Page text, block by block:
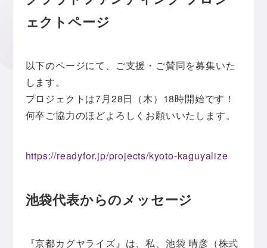
ェクトページ
以下のページにて、ご支援・ご賛同を募集いた
します。
プロジェクトは7月28日（木）18時開始です！
何卒ご協力のほどよろしくお願いいたします。
https://readyfor.jp/projects/kyoto-kaguyalize
池袋代表からのメッセージ
『京都カグヤライズ』は、私、池袋 晴彦（株式